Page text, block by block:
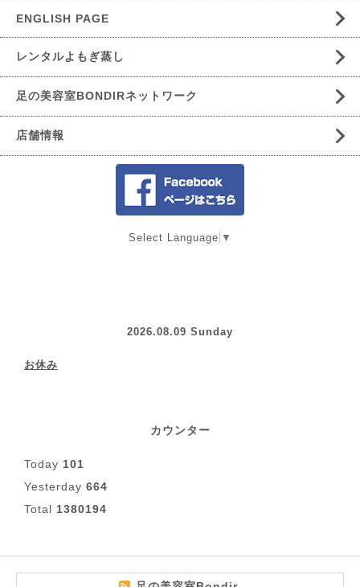
ENGLISH PAGE
レンタルよもぎ蒸し
足の美容室BONDIRネットワーク
店舗情報
Select Language ▼
2026.08.09 Sunday
お休み
カウンター
Today 101
Yesterday 664
Total 1380194